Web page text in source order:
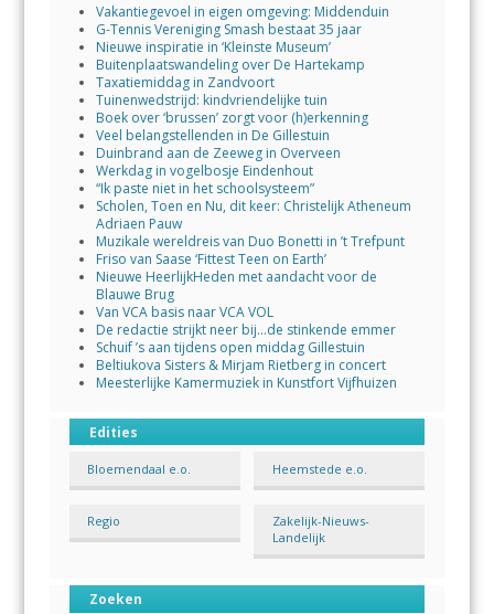
Vakantiegevoel in eigen omgeving: Middenduin
G-Tennis Vereniging Smash bestaat 35 jaar
Nieuwe inspiratie in ‘Kleinste Museum’
Buitenplaatswandeling over De Hartekamp
Taxatiemiddag in Zandvoort
Tuinenwedstrijd: kindvriendelijke tuin
Boek over ‘brussen’ zorgt voor (h)erkenning
Veel belangstellenden in De Gillestuin
Duinbrand aan de Zeeweg in Overveen
Werkdag in vogelbosje Eindenhout
“Ik paste niet in het schoolsysteem”
Scholen, Toen en Nu, dit keer: Christelijk Atheneum
Adriaen Pauw
Muzikale wereldreis van Duo Bonetti in ’t Trefpunt
Friso van Saase ‘Fittest Teen on Earth’
Nieuwe HeerlijkHeden met aandacht voor de
Blauwe Brug
Van VCA basis naar VCA VOL
De redactie strijkt neer bij…de stinkende emmer
Schuif ’s aan tijdens open middag Gillestuin
Beltiukova Sisters & Mirjam Rietberg in concert
Meesterlijke Kamermuziek in Kunstfort Vijfhuizen
Edities
Bloemendaal e.o. Heemstede e.o.
Regio
Zakelijk-Nieuws-
Landelijk
Zoeken